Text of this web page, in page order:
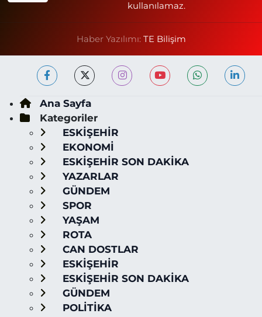
kullanılamaz.
Haber Yazılımı: TE Bilişim
Ana Sayfa
Kategoriler
ESKİŞEHİR
EKONOMİ
ESKİŞEHİR SON DAKİKA
YAZARLAR
GÜNDEM
SPOR
YAŞAM
ROTA
CAN DOSTLAR
ESKİŞEHİR
ESKİŞEHİR SON DAKİKA
GÜNDEM
POLİTİKA